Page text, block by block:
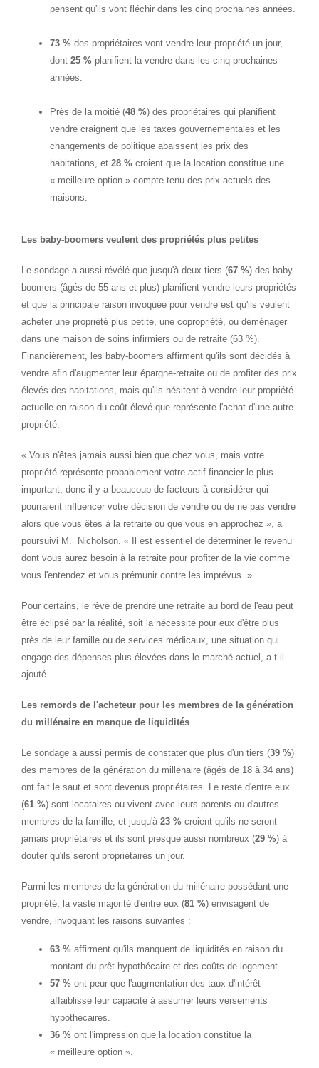
pensent qu'ils vont fléchir dans les cinq prochaines années.
73 %des propriétaires vont vendre leur propriété un jour,
dont25 % planifient la vendre dans les cinq prochaines
années.
Près de la moitié (48 %) des propriétaires qui planifient
vendre craignent que les taxes gouvernementales et les
changements de politique abaissent les prix des
habitations, et28 % croient que la location constitue une
« meilleure option » compte tenu des prix actuels des
maisons.
Les baby-boomers veulent des propriétés plus petites
Le sondage a aussi révélé que jusqu'à deux tiers (67 %) des baby-
boomers (âgés de 55 ans et plus) planifient vendre leurs propriétés
et que la principale raison invoquée pour vendre est qu'ils veulent
acheter une propriété plus petite, une copropriété, ou déménager
dans une maison de soins infirmiers ou de retraite (63 %).
Financièrement, les baby-boomers affirment qu'ils sont décidés à
vendre afin d'augmenter leur épargne-retraite ou de profiter des prix
élevés des habitations, mais qu'ils hésitent à vendre leur propriété
actuelle en raison du coût élevé que représente l'achat d'une autre
propriété.
« Vous n'êtes jamais aussi bien que chez vous, mais votre
propriété représente probablement votre actif financier le plus
important, donc il y a beaucoup de facteurs à considérer qui
pourraient influencer votre décision de vendre ou de ne pas vendre
alors que vous êtes à la retraite ou que vous en approchez », a
poursuivi M.
Nicholson. « Il est essentiel de déterminer le revenu
dont vous aurez besoin à la retraite pour profiter de la vie comme
vous l'entendez et vous prémunir contre les imprévus. »
Pour certains, le rêve de prendre une retraite au bord de l'eau peut
être éclipsé par la réalité, soit la nécessité pour eux d'être plus
près de leur famille ou de services médicaux, une situation qui
engage des dépenses plus élevées dans le marché actuel, a-t-il
ajouté.
Les remords de l'acheteur pour les membres de la génération
du millénaire en manque de liquidités
Le sondage a aussi permis de constater que plus d'un tiers (39 %)
des membres de la génération du millénaire (âgés de 18 à 34 ans)
ont fait le saut et sont devenus propriétaires. Le reste d'entre eux
(61 %) sont locataires ou vivent avec leurs parents ou d'autres
membres de la famille, et jusqu'à23 % croient qu'ils ne seront
jamais propriétaires et ils sont presque aussi nombreux (29 %) à
douter qu'ils seront propriétaires un jour.
Parmi les membres de la génération du millénaire possédant une
propriété, la vaste majorité d'entre eux (81 %) envisagent de
vendre, invoquant les raisons suivantes :
63 %affirment qu'ils manquent de liquidités en raison du
montant du prêt hypothécaire et des coûts de logement.
57 %ont peur que l'augmentation des taux d'intérêt
affaiblisse leur capacité à assumer leurs versements
hypothécaires.
36 %ont l'impression que la location constitue la
« meilleure option ».